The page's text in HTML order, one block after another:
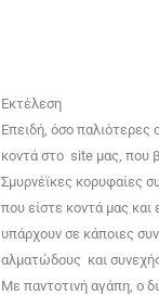
Εκτέλεση
Επειδή, όσο παλιότερες
κοντά στο site μας, που
Σμυρνέϊκες κορυφαίες
που είστε κοντά μας
υπάρχουν σε κάποιες
αλματώδους και
Με παντοτινή αγάπη, ο